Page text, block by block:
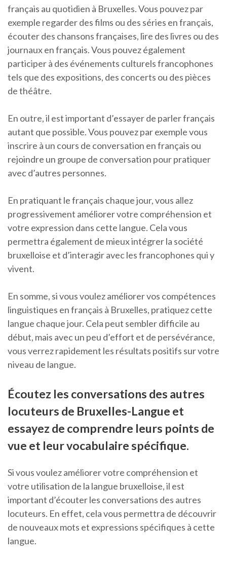
français au quotidien à Bruxelles. Vous pouvez par
exemple regarder des films ou des séries en français,
écouter des chansons françaises, lire des livres ou des
journaux en français. Vous pouvez également
participer à des événements culturels francophones
tels que des expositions, des concerts ou des pièces
de théâtre.
En outre, il est important d’essayer de parler français
autant que possible. Vous pouvez par exemple vous
inscrire à un cours de conversation en français ou
rejoindre un groupe de conversation pour pratiquer
avec d’autres personnes.
En pratiquant le français chaque jour, vous allez
progressivement améliorer votre compréhension et
votre expression dans cette langue. Cela vous
permettra également de mieux intégrer la société
bruxelloise et d’interagir avec les francophones qui y
vivent.
En somme, si vous voulez améliorer vos compétences
linguistiques en français à Bruxelles, pratiquez cette
langue chaque jour. Cela peut sembler difficile au
début, mais avec un peu d’effort et de persévérance,
vous verrez rapidement les résultats positifs sur votre
niveau de langue.
Écoutez les conversations des autres
locuteurs de Bruxelles-Langue et
essayez de comprendre leurs points de
vue et leur vocabulaire spécifique.
Si vous voulez améliorer votre compréhension et
votre utilisation de la langue bruxelloise, il est
important d’écouter les conversations des autres
locuteurs. En effet, cela vous permettra de découvrir
de nouveaux mots et expressions spécifiques à cette
langue.